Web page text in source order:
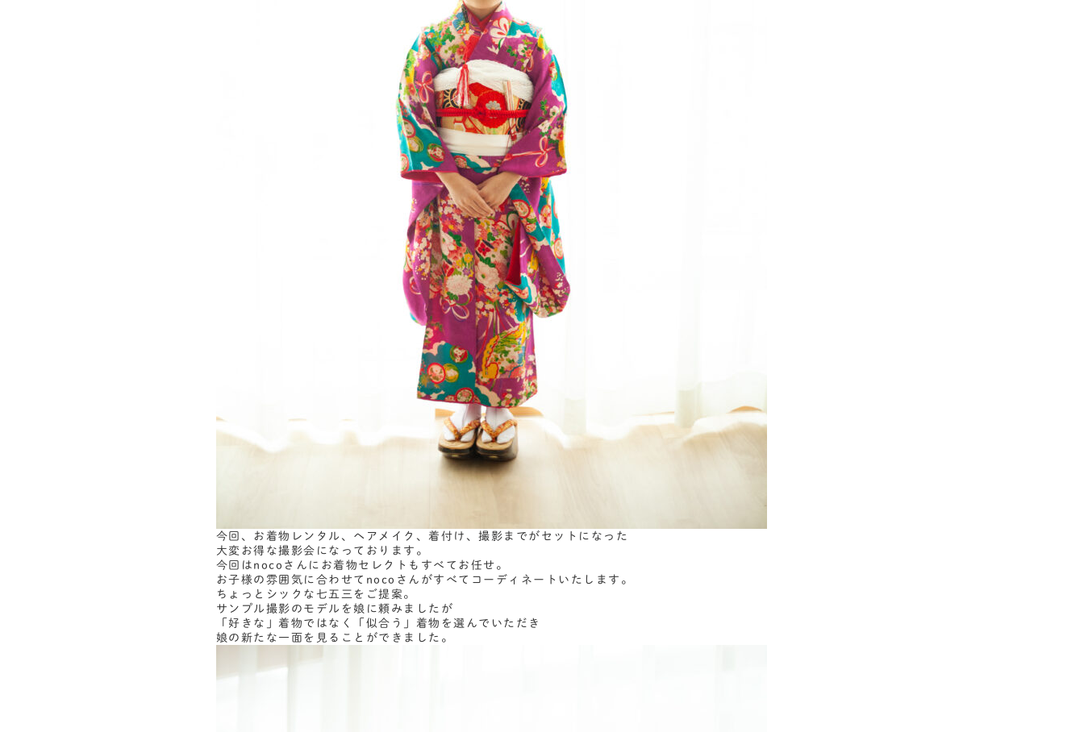
今回、お着物レンタル、ヘアメイク、着付け、撮影までがセットになった
大変お得な撮影会になっております。
今回はnocoさんにお着物セレクトもすべてお任せ。
お子様の雰囲気に合わせてnocoさんがすべてコーディネートいたします。
ちょっとシックな七五三をご提案。
サンプル撮影のモデルを娘に頼みましたが
「好きな」着物ではなく「似合う」着物を選んでいただき
娘の新たな一面を見ることができました。